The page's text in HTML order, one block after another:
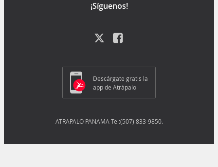
¡Síguenos!
Descárgate gratis la
app de Atrápalo
ATRAPALO PANAMA Tel:(507) 833-9850.